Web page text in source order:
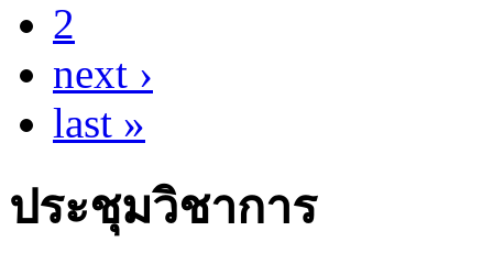
2
next ›
last »
ประชุมวิชาการ